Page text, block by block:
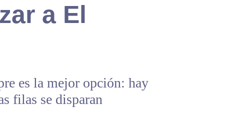
a El
es la mejor opción: hay
filas se disparan